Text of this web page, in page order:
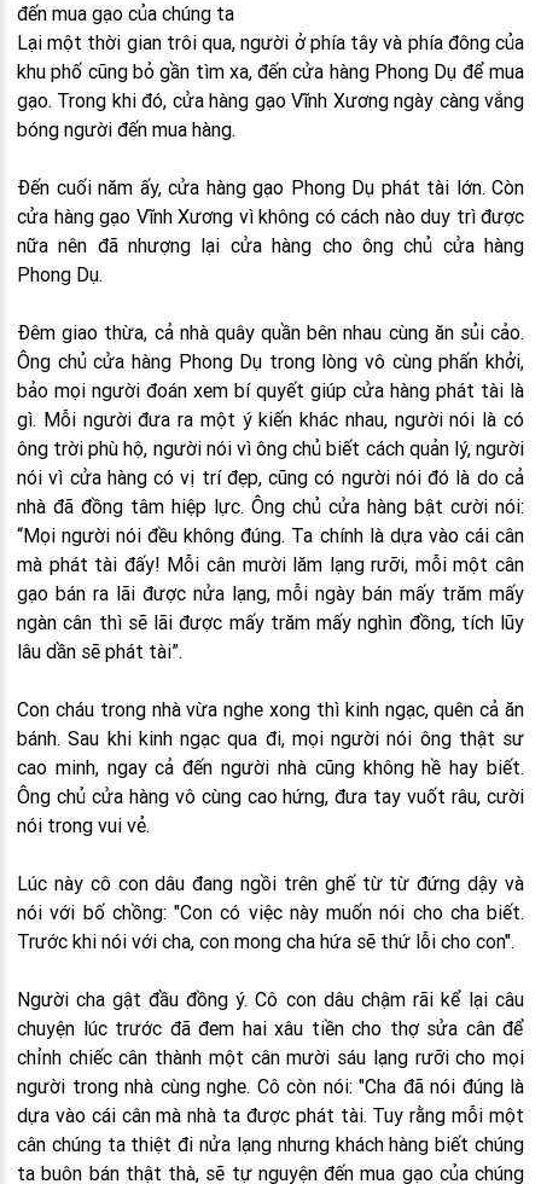
đến mua gạo của chúng ta
Lại một thời gian trôi qua, người ở phía tây và phía đông của
khu phố cũng bỏ gần tìm xa, đến cửa hàng Phong Dụ để mua
gạo. Trong khi đó, cửa hàng gạo Vĩnh Xương ngày càng vắng
bóng người đến mua hàng.
Đến cuối năm ấy, cửa hàng gạo Phong Dụ phát tài lớn. Còn
cửa hàng gạo Vĩnh Xương vì không có cách nào duy trì được
nữa nên đã nhượng lại cửa hàng cho ông chủ cửa hàng
Phong Dụ.
Đêm giao thừa, cả nhà quây quần bên nhau cùng ăn sủi cảo.
Ông chủ cửa hàng Phong Dụ trong lòng vô cùng phấn khởi,
bảo mọi người đoán xem bí quyết giúp cửa hàng phát tài là
gì. Mỗi người đưa ra một ý kiến khác nhau, người nói là có
ông trời phù hộ, người nói vì ông chủ biết cách quản lý, người
nói vì cửa hàng có vị trí đẹp, cũng có người nói đó là do cả
nhà đã đồng tâm hiệp lực. Ông chủ cửa hàng bật cười nói:
“Mọi người nói đều không đúng. Ta chính là dựa vào cái cân
mà phát tài đấy! Mỗi cân mười lăm lạng rưỡi, mỗi một cân
gạo bán ra lãi được nửa lạng, mỗi ngày bán mấy trăm mấy
ngàn cân thì sẽ lãi được mấy trăm mấy nghìn đồng, tích lũy
lâu dần sẽ phát tài”.
Con cháu trong nhà vừa nghe xong thì kinh ngạc, quên cả ăn
bánh. Sau khi kinh ngạc qua đi, mọi người nói ông thật sư
cao minh, ngay cả đến người nhà cũng không hề hay biết.
Ông chủ cửa hàng vô cùng cao hứng, đưa tay vuốt râu, cười
nói trong vui vẻ.
Lúc này cô con dâu đang ngồi trên ghế từ từ đứng dậy và
nói với bố chồng: "Con có việc này muốn nói cho cha biết.
Trước khi nói với cha, con mong cha hứa sẽ thứ lỗi cho con".
Người cha gật đầu đồng ý. Cô con dâu chậm rãi kể lại câu
chuyện lúc trước đã đem hai xâu tiền cho thợ sửa cân để
chỉnh chiếc cân thành một cân mười sáu lạng rưỡi cho mọi
người trong nhà cùng nghe. Cô còn nói: "Cha đã nói đúng là
dựa vào cái cân mà nhà ta được phát tài. Tuy rằng mỗi một
cân chúng ta thiệt đi nửa lạng nhưng khách hàng biết chúng
ta buôn bán thật thà, sẽ tự nguyện đến mua gạo của chúng